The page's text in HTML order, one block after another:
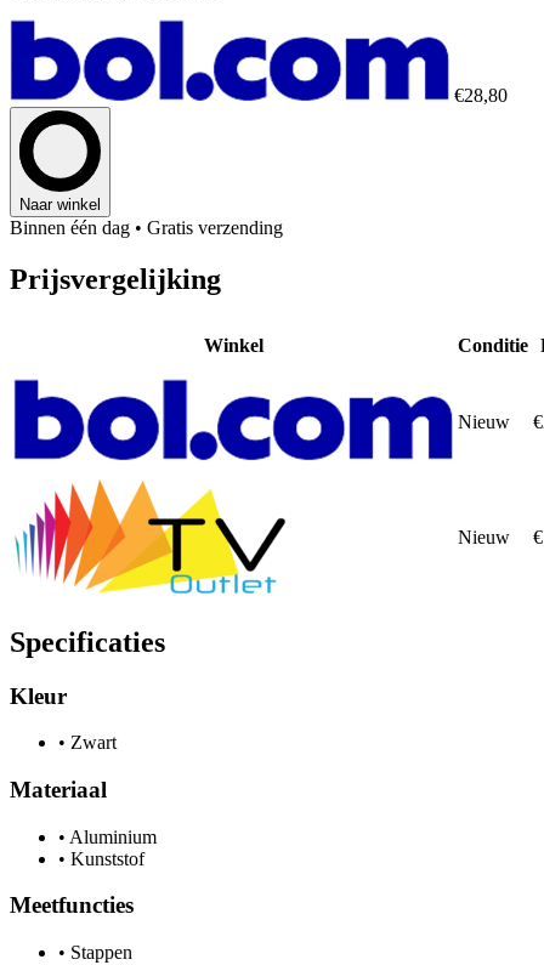
€28,80
Naar winkel
Binnen één dag • Gratis verzending
Prijsvergelijking
Winkel Conditie
Nieuw
Nieuw
Specificaties
Kleur
• Zwart
Materiaal
• Aluminium
• Kunststof
Meetfuncties
• Stappen